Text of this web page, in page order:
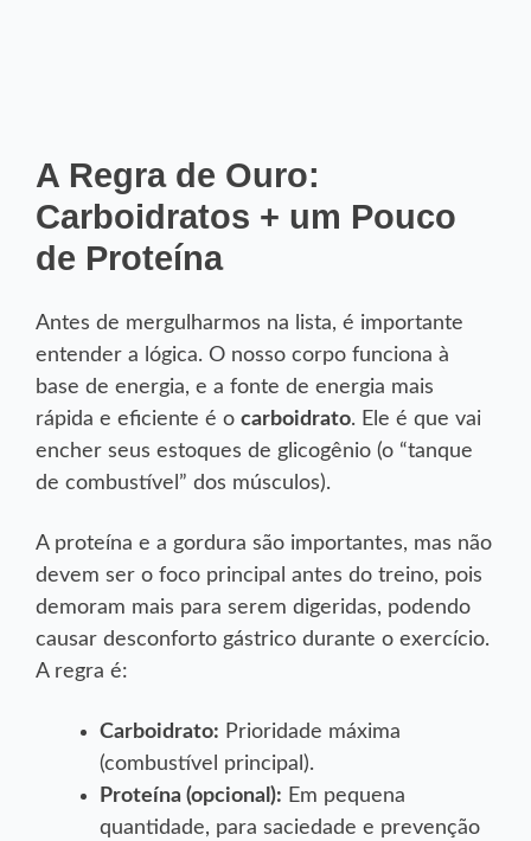
A Regra de Ouro:
Carboidratos + um Pouco
de Proteína
Antes de mergulharmos na lista, é importante
entender a lógica. O nosso corpo funciona à
base de energia, e a fonte de energia mais
rápida e eficiente é o carboidrato. Ele é que vai
encher seus estoques de glicogênio (o “tanque
de combustível” dos músculos).
A proteína e a gordura são importantes, mas não
devem ser o foco principal antes do treino, pois
demoram mais para serem digeridas, podendo
causar desconforto gástrico durante o exercício.
A regra é:
Carboidrato: Prioridade máxima
(combustível principal).
Proteína (opcional): Em pequena
quantidade, para saciedade e prevenção